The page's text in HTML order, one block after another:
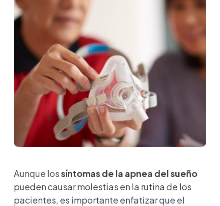
Aunque lossíntomas de la apnea del sueño
pueden causar molestias en la rutina de los
pacientes, es importante enfatizar que el